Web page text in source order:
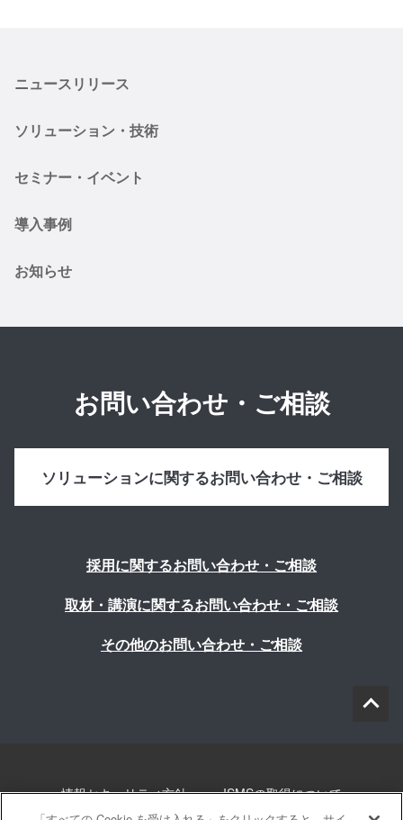
ニュースリリース
ソリューション・技術
セミナー・イベント
導入事例
お知らせ
お問い合わせ・ご相談
ソリューションに関するお問い合わせ・ご相談
採用に関するお問い合わせ・ご相談
取材・講演に関するお問い合わせ・ご相談
その他のお問い合わせ・ご相談
情報セキュリティ方針 ISMSの取得について